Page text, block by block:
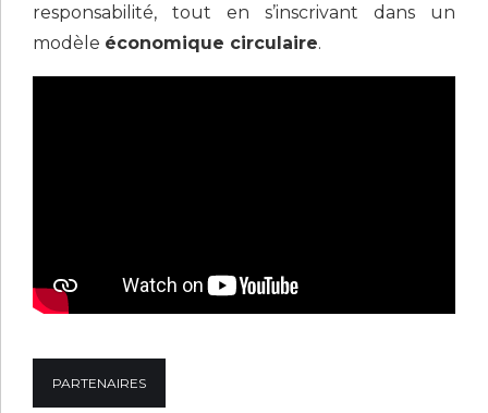
responsabilité, tout en s’inscrivant dans un
modèle économique circulaire.
PARTENAIRES